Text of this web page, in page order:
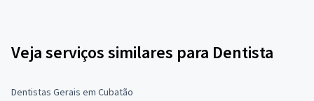
Veja serviços similares para Dentista
Dentistas Gerais em Cubatão